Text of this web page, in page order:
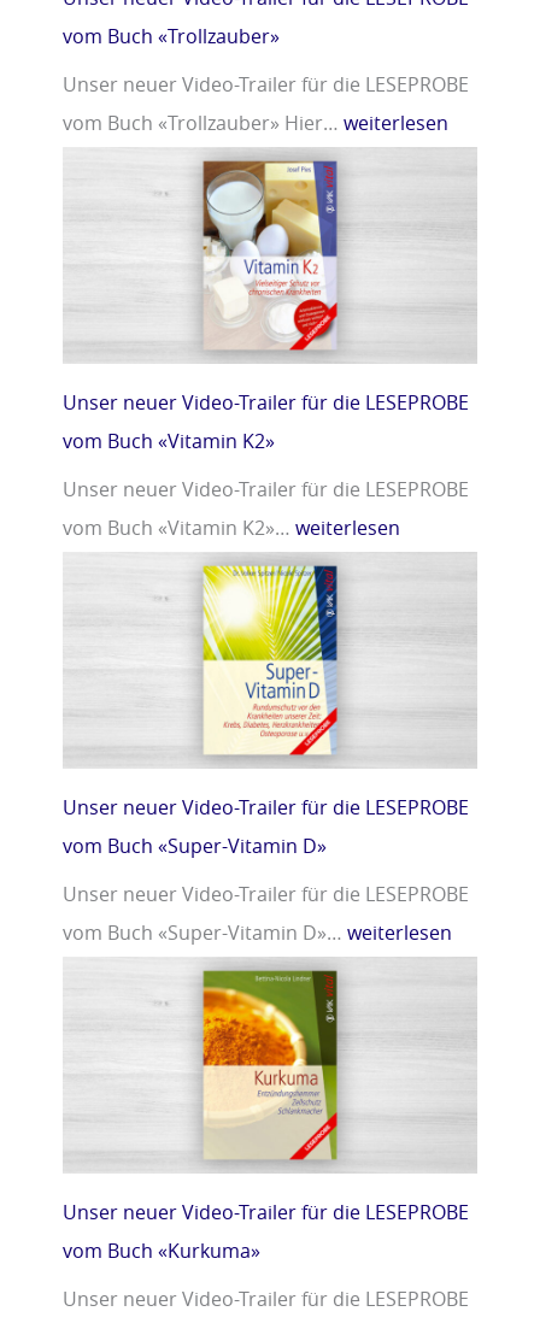
vom Buch «Trollzauber»
Unser neuer Video-Trailer für die LESEPROBE
vom Buch «Trollzauber» Hier… weiterlesen
Unser neuer Video-Trailer für die LESEPROBE
vom Buch «Vitamin K2»
Unser neuer Video-Trailer für die LESEPROBE
vom Buch «Vitamin K2»… weiterlesen
Unser neuer Video-Trailer für die LESEPROBE
vom Buch «Super-Vitamin D»
Unser neuer Video-Trailer für die LESEPROBE
vom Buch «Super-Vitamin D»… weiterlesen
Unser neuer Video-Trailer für die LESEPROBE
vom Buch «Kurkuma»
Unser neuer Video-Trailer für die LESEPROBE